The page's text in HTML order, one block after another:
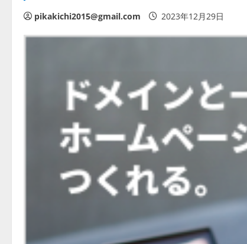
pikakichi2015@gmail.com 2023年12月29日